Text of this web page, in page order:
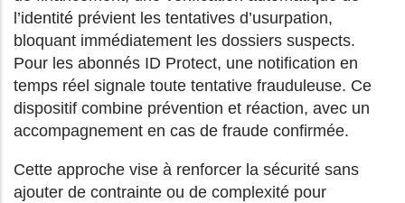
l’identité prévient les tentatives d’usurpation,
bloquant immédiatement les dossiers suspects.
Pour les abonnés ID Protect, une notification en
temps réel signale toute tentative frauduleuse. Ce
dispositif combine prévention et réaction, avec un
accompagnement en cas de fraude confirmée.
Cette approche vise à renforcer la sécurité sans
ajouter de contrainte ou de complexité pour